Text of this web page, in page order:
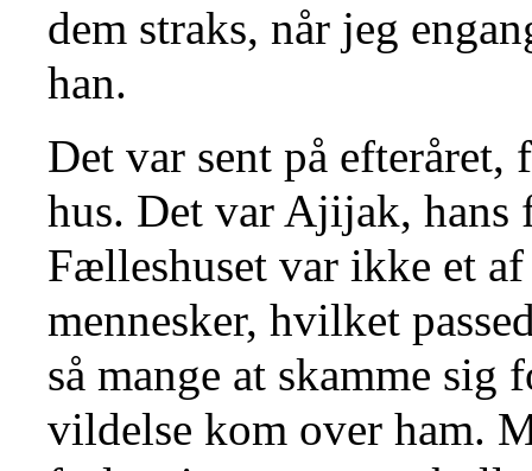
dem straks, når jeg
han.
Det var sent på
hus. Det var Ajijak, hans
Fælleshuset var ikke et
mennesker, hvilket
så mange at skamme
vildelse kom over ham.